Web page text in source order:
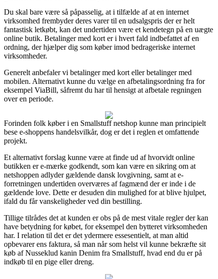
Du skal bare være så påpasselig, at i tilfælde af at en internet
virksomhed frembyder deres varer til en udsalgspris der er helt
fantastisk letkøbt, kan det undertiden være et kendetegn på en uægte
online butik. Betalinger med kort er i hvert fald indbefattet af en
ordning, der hjælper dig som køber imod bedrageriske internet
virksomheder.
Generelt anbefaler vi betalinger med kort eller betalinger med
mobilen. Alternativt kunne du vælge en afbetalingsordning fra for
eksempel ViaBill, såfremt du har til hensigt at afbetale regningen
over en periode.
Forinden folk køber i en Smallstuff netshop kunne man principielt
bese e-shoppens handelsvilkår, dog er det i reglen et omfattende
projekt.
Et alternativt forslag kunne være at finde ud af hvorvidt online
butikken er e-mærke godkendt, som kan være en sikring om at
netshoppen adlyder gældende dansk lovgivning, samt at e-
forretningen undertiden overværes af fagmænd der er inde i de
gældende love. Dette er desuden din mulighed for at blive hjulpet,
ifald du får vanskeligheder ved din bestilling.
Tillige tilrådes det at kunden er obs på de mest vitale regler der kan
have betydning for købet, for eksempel den bytteret virksomheden
har. I relation til det er det ydermere essesentielt, at man altid
opbevarer ens faktura, så man når som helst vil kunne bekræfte sit
køb af Nusseklud kanin Denim fra Smallstuff, hvad end du er på
indkøb til en pige eller dreng.